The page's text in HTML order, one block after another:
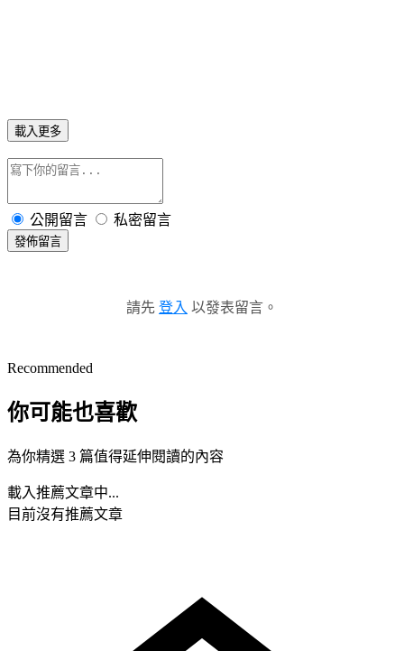
載入更多
公開留言 私密留言
發佈留言
請先 登入 以發表留言。
Recommended
你可能也喜歡
為你精選 3 篇值得延伸閱讀的內容
載入推薦文章中...
目前沒有推薦文章